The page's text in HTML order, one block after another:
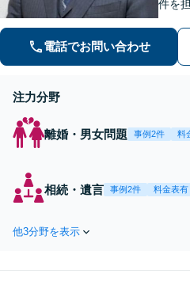
件を
方と
【離
電話でお問い合わせ
注力分野
離婚・男女問題 事例2件 料
相続・遺言 事例2件 料金表有
他3分野を表示